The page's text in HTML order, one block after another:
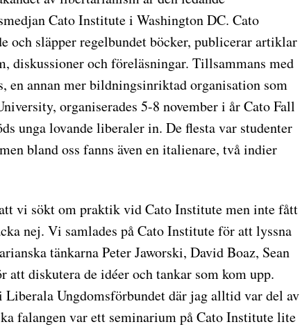
Cato Institute i Washington DC. Cato
och släpper regelbundet böcker, publicerar artiklar
diskussioner och föreläsningar. Tillsammans med
en annan mer bildningsinriktad organisation som
organiserades 5-8 november i år Cato Fall
unga lovande liberaler in. De flesta var studenter
bland oss fanns även en italienare, två indier
vi sökt om praktik vid Cato Institute men inte fått
nej. Vi samlades på Cato Institute för att lyssna
tänkarna Peter Jaworski, David Boaz, Sean
diskutera de idéer och tankar som kom upp.
Ungdomsförbundet där jag alltid var del av
falangen var ett seminarium på Cato Institute lite